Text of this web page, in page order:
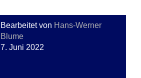
Bearbeitet von Hans-Werner
Blume
7. Juni 2022